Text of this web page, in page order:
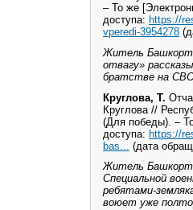
– То же
доступа: https://
vperedi-3954278
Житель
отвагу»
братстве на
Круглова, Т.
Круглова //
(Для победы). –
доступа: https://
bas...
(дата
Житель
Специальной
ребятами-
воюет уже